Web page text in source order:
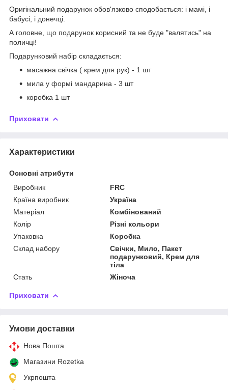
Оригінальний подарунок обов'язково сподобається: і мамі, і
бабусі, і донечці.
А головне, що подарунок корисний та не буде "валятись" на
поличці!
Подарунковий набір складається:
масажна свічка ( крем для рук) - 1 шт
мила у формі мандарина - 3 шт
коробка 1 шт
Приховати
Характеристики
Основні атрибути
Виробник
FRC
Країна виробник
Україна
Матеріал
Комбінований
Колір
Різні кольори
Упаковка
Коробка
Склад набору
Свічки, Мило, Пакет
подарунковий, Крем для
тіла
Стать
Жіноча
Приховати
Умови доставки
Нова Пошта
Магазини Rozetka
Укрпошта